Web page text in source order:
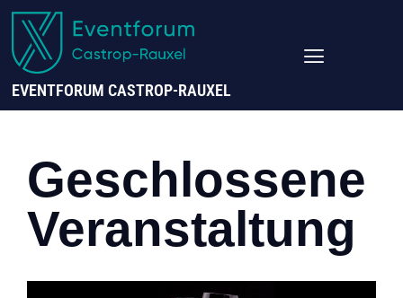
EVENTFORUM CASTROP-RAUXEL
Geschlossene
Veranstaltung